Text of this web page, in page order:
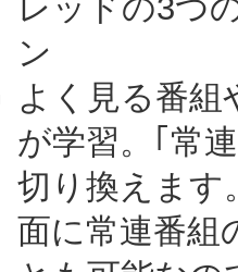
レッドの3つ
ン
よく見る番
が学習。｢常
切り換えます
面に常連番組